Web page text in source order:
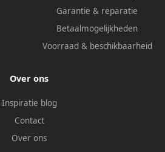
Garantie & reparatie
Betaalmogelijkheden
Voorraad & beschikbaarheid
Over ons
Inspiratie blog
Contact
Over ons